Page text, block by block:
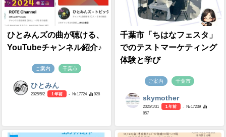
ひとみんズの曲が聴ける、
YouTubeチャンネル紹介♪
ご案内 千葉市
ひとみん
2025/5/2 1 年前 - №17724 928
千葉市「ちはなフェスタ」
でのテストマーケティング
体験と学び
ご案内 千葉市
skymother
2025/1/31 1 年前
- №17239
857